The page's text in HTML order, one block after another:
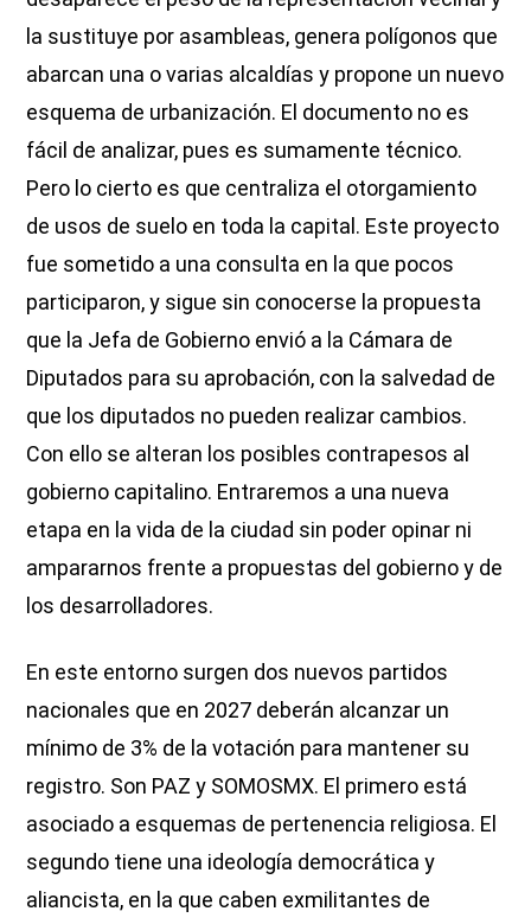
la sustituye por asambleas, genera polígonos que
abarcan una o varias alcaldías y propone un nuevo
esquema de urbanización. El documento no es
fácil de analizar, pues es sumamente técnico.
Pero lo cierto es que centraliza el otorgamiento
de usos de suelo en toda la capital. Este proyecto
fue sometido a una consulta en la que pocos
participaron, y sigue sin conocerse la propuesta
que la Jefa de Gobierno envió a la Cámara de
Diputados para su aprobación, con la salvedad de
que los diputados no pueden realizar cambios.
Con ello se alteran los posibles contrapesos al
gobierno capitalino. Entraremos a una nueva
etapa en la vida de la ciudad sin poder opinar ni
ampararnos frente a propuestas del gobierno y de
los desarrolladores.
En este entorno surgen dos nuevos partidos
nacionales que en 2027 deberán alcanzar un
mínimo de 3% de la votación para mantener su
registro. Son PAZ y SOMOSMX. El primero está
asociado a esquemas de pertenencia religiosa. El
segundo tiene una ideología democrática y
aliancista, en la que caben exmilitantes de